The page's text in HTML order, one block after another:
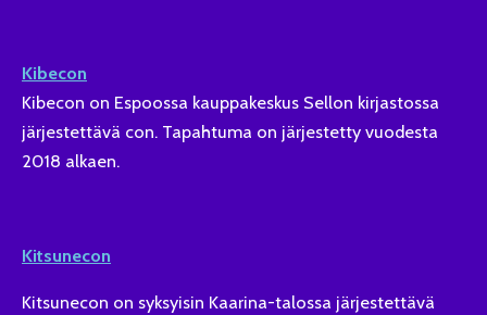
Kibecon
Kibecon on Espoossa kauppakeskus Sellon kirjastossa
järjestettävä con. Tapahtuma on järjestetty vuodesta
2018 alkaen.
Kitsunecon
Kitsunecon on syksyisin Kaarina-talossa järjestettävä